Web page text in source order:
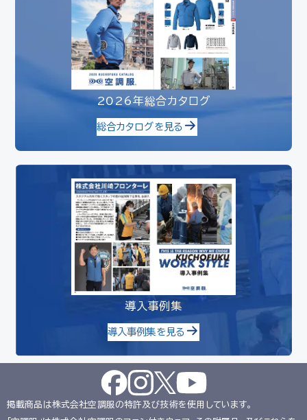
2026年総合カタログ
総合カタログを見る
導入事例集
導入事例集を見る
掲載商品は株式会社空調服の特許及び技術を使用しています。